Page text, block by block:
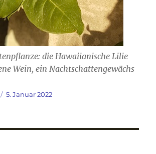
die Hawaiianische Lilie
Wein, ein Nachtschattengewächs
Veröffentlicht
5. Januar 2022